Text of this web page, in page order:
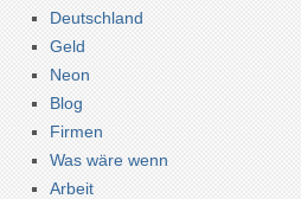
Deutschland
Geld
Neon
Blog
Firmen
Was wäre wenn
Arbeit